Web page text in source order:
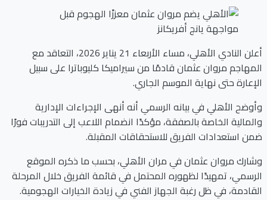
أعلن النادي الأهلي، مساء الأربعاء 21 يناير 2026، التعاقد مع
المهاجم مروان عثمان قادمًا من سيراميكا كليوباترا على سبيل
الإعارة حتى نهاية الموسم الجاري.
وأوضح الأهلي في بيانه الرسمي أنه أنهى الإجراءات الإدارية
والمالية الخاصة بالصفقة، مؤكدًا انضمام اللاعب إلى التدريبات فورًا
ضمن استعدادات الفريق للاستحقاقات المقبلة.
وشارك مروان عثمان في مران الأهلي، بحسب ما ذكره الموقع
الرسمي، تمهيدًا لظهوره المحتمل في قائمة الفريق خلال المرحلة
القادمة، في ظل رغبة الجهاز الفني في زيادة الخيارات الهجومية.